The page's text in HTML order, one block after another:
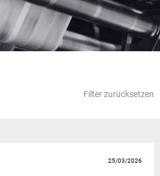
Filter zurücksetzen
25/03/2026